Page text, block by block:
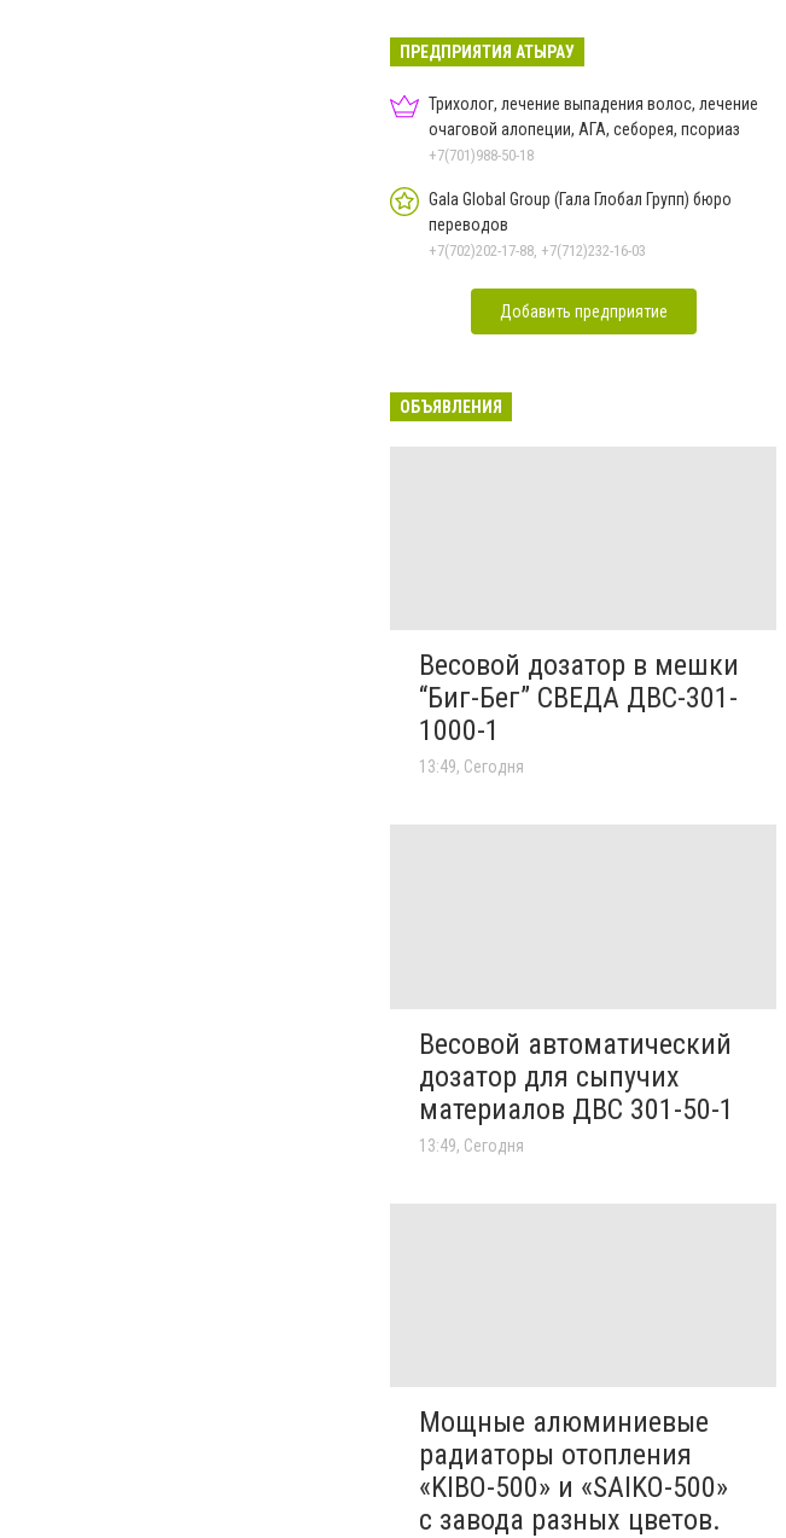
ПРЕДПРИЯТИЯ АТЫРАУ
Трихолог, лечение выпадения волос, лечение
очаговой алопеции, АГА, себорея, псориаз
+7(701)988-50-18
Gala Global Group (Гала Глобал Групп) бюро
переводов
+7(702)202-17-88, +7(712)232-16-03
Добавить предприятие
ОБЪЯВЛЕНИЯ
Весовой дозатор в мешки
“Биг-Бег” СВЕДА ДВС-301-
1000-1
13:49, Сегодня
Весовой автоматический
дозатор для сыпучих
материалов ДВС 301-50-1
13:49, Сегодня
Мощные алюминиевые
радиаторы отопления
«KIBO-500» и «SAIKO-500»
с завода разных цветов.